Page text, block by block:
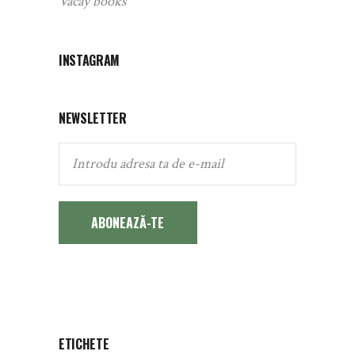
INSTAGRAM
NEWSLETTER
ABONEAZĂ-TE
ETICHETE